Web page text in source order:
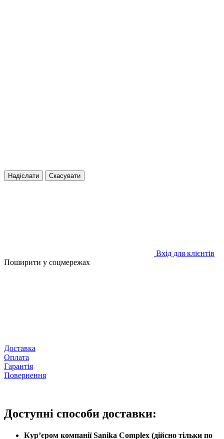
Надіслати Скасувати
Вхід для клієнтів
Поширити у соцмережах
Доставка
Оплата
Гарантія
Повернення
Доступні способи доставки:
Кур’єром компанії Sanika Complex (дійсно тільки по